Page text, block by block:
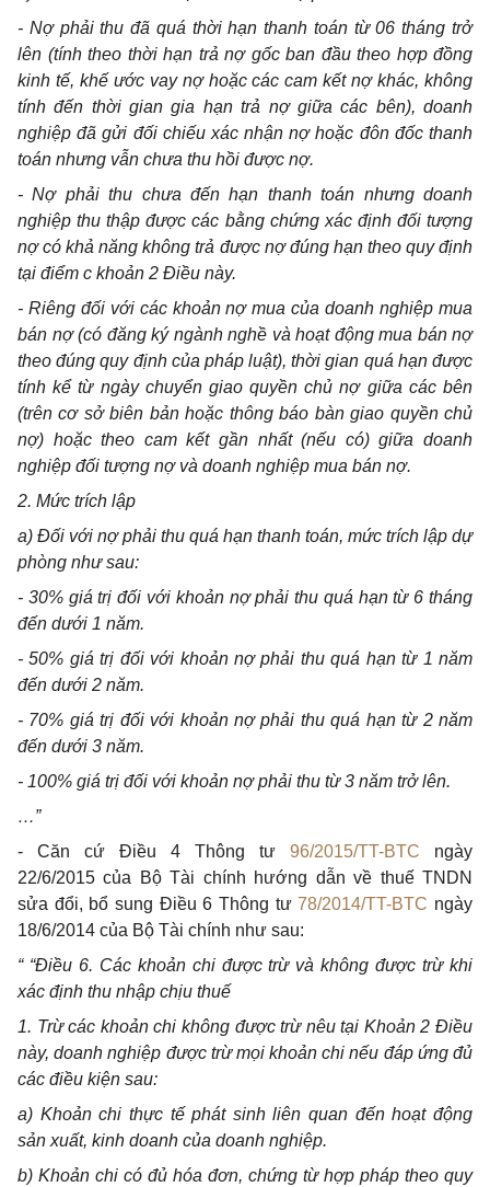
- Nợ phải thu đã quá thời hạn thanh toán từ 06 tháng trở
lên (tính theo thời hạn trả nợ gốc ban đầu theo hợp đồng
kinh tế, khế ước vay nợ hoặc các cam kết nợ khác, không
tính đến thời gian gia hạn trả nợ giữa các bên), doanh
nghiệp đã gửi đối chiếu xác nhận nợ hoặc đôn đốc thanh
toán nhưng vẫn chưa thu hồi được nợ.
- Nợ phải thu chưa đến hạn thanh toán nhưng doanh
nghiệp thu thập được các bằng chứng xác định đối tượng
nợ có khả năng không trả được nợ đúng hạn theo quy định
tại điểm c khoản 2 Điều này.
- Riêng đối với các khoản nợ mua của doanh nghiệp mua
bán nợ (có đăng ký ngành nghề và hoạt động mua bán nợ
theo đúng quy định của pháp luật), thời gian quá hạn được
tính kể từ ngày chuyển giao quyền chủ nợ giữa các bên
(trên cơ sở biên bản hoặc thông báo bàn giao quyền chủ
nợ) hoặc theo cam kết gần nhất (nếu có) giữa doanh
nghiệp đối tượng nợ và doanh nghiệp mua bán nợ.
2. Mức trích lập
a) Đối với nợ phải thu quá hạn thanh toán, mức trích lập dự
phòng như sau:
- 30% giá trị đối với khoản nợ phải thu quá hạn từ 6 tháng
đến dưới 1 năm.
- 50% giá trị đối với khoản nợ phải thu quá hạn từ 1 năm
đến dưới 2 năm.
- 70% giá trị đối với khoản nợ phải thu quá hạn từ 2 năm
đến dưới 3 năm.
- 100% giá trị đối với khoản nợ phải thu từ 3 năm trở lên.
…”
- Căn cứ Điều 4 Thông tư 96/2015/TT-BTC ngày
22/6/2015 của Bộ Tài chính hướng dẫn về thuế TNDN
sửa đổi, bổ sung Điều 6 Thông tư78/2014/TT-BTC ngày
18/6/2014 của Bộ Tài chính như sau:
“ “Điều 6. Các khoản chi được trừ và không được trừ khi
xác định thu nhập chịu thuế
1. Trừ các khoản chi không được trừ nêu tại Khoản 2 Điều
này, doanh nghiệp được trừ mọi khoản chi nếu đáp ứng đủ
các điều kiện sau:
a) Khoản chi thực tế phát sinh liên quan đến hoạt động
sản xuất, kinh doanh của doanh nghiệp.
b) Khoản chi có đủ hóa đơn, chứng từ hợp pháp theo quy